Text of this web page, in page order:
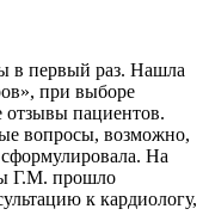
в первый раз. Нашла
при выборе
отзывы пациентов.
вопросы, возможно,
На
Г.М. прошло
к кардиологу,